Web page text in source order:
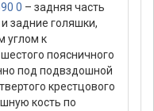
0 – задняя часть
задние голяшки,
углом к
поясничного
под подвздошной
крестцового
кость по